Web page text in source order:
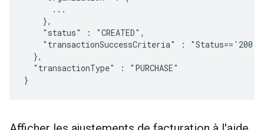
      ...
    },
    "status" : "CREATED",
"transactionSuccessCriteria" : "Status=='200
  },
  "transactionType" : "PURCHASE"
}